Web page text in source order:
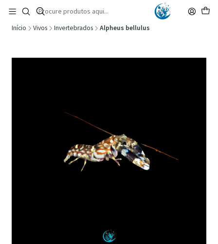
🚚 Portugal Continental: Portes Grátis desde 149,90€ (Envio extresso: 14,90€)
Ler mais
Início Vivos Invertebrados Alpheus bellulus